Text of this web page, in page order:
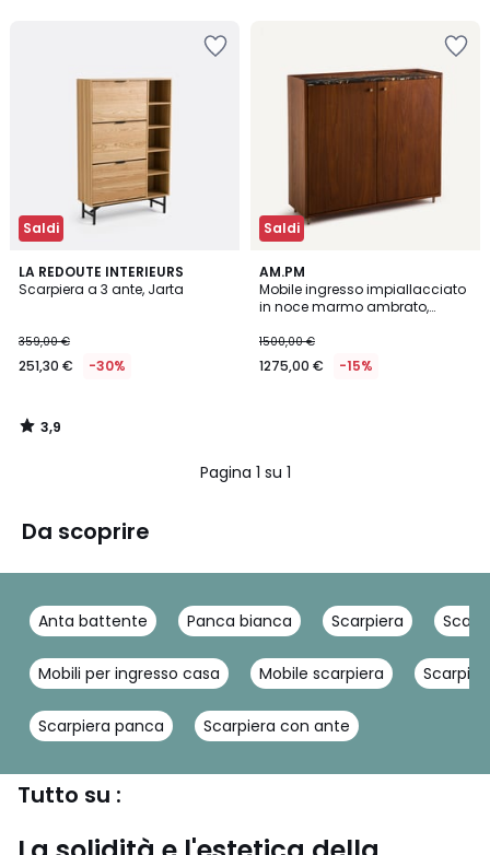
Saldi
LA REDOUTE INTERIEURS
Scarpiera a 3 ante, Jarta
359,00 €
251,30 € -30%
3,9
/ 5
3,9
/
Saldi
AM.PM
Mobile ingresso impiallacciato
in noce marmo ambrato,
1500,00 €
1275,00 € -15%
Pagina 1 su 1
Da scoprire
Anta battente Panca bianca Scarpiera
Mobili per ingresso casa Mobile scarpiera
Scarpiera panca Scarpiera con ante
Tutto su :